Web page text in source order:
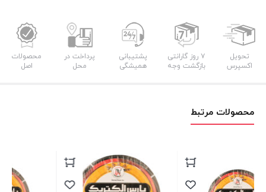
تحویل
اکسپرس
۷ روز گارانتی
بازگشت وجه
پشتیبانی
همیشگی
پرداخت در
محل
محصولات
اصل
محصولات مرتبط